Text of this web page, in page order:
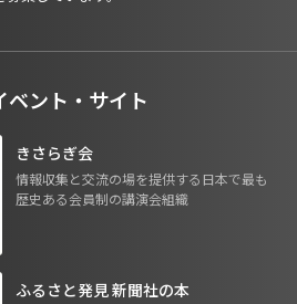
ベント・サイト
きさらぎ会
情報収集と交流の場を提供する日本で最も
歴史ある会員制の講演会組織
ふるさと発見 新聞社の本